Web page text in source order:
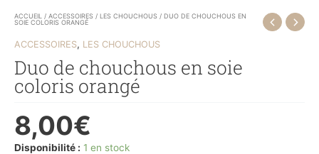
ACCUEIL / ACCESSOIRES / LES CHOUCHOUS / DUO DE CHOUCHOUS EN
SOIE COLORIS ORANGÉ
ACCESSOIRES, LES CHOUCHOUS
Duo de chouchous en soie
coloris orangé
8,00€
Disponibilité : 1 en stock